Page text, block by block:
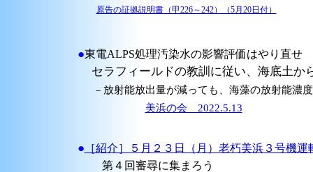
原告の証拠説明書（甲226～242）（5月20日付）
●東電ALPS処理汚染水の影響評価はやり直せ
セラフィールドの教訓に従い、海底土か
－放射能放出量が減っても、海藻の放射能濃
美浜の会 2022.5.13
● ［紹介］５月２３日（月）老朽美浜３号機
第４回審尋に集まろう